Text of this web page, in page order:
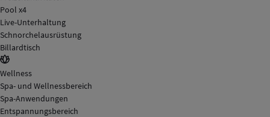
Pool x4
Live-Unterhaltung
Schnorchelausrüstung
Billardtisch
Wellness
Spa- und Wellnessbereich
Spa-Anwendungen
Entspannungsbereich